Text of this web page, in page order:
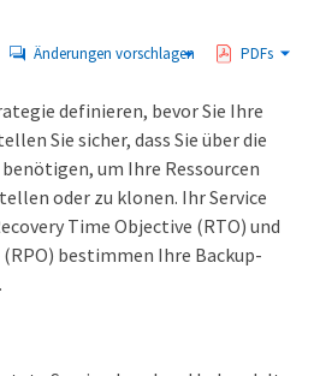
Änderungen vorschlagen PDFs
definieren, bevor Sie Ihre
Sie sicher, dass Sie über die
um Ihre Ressourcen
oder zu klonen. Ihr Service
Time Objective (RTO) und
bestimmen Ihre Backup-